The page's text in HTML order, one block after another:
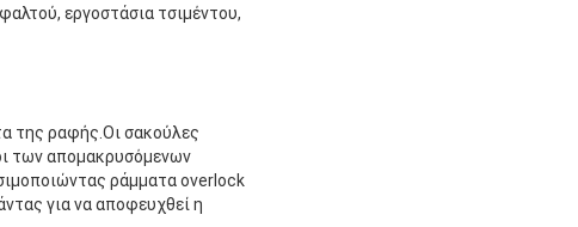
εργοστάσια τσιμέντου,
της ραφής.Οι σακούλες
των απομακρυσόμενων
ράμματα overlock
για να αποφευχθεί η